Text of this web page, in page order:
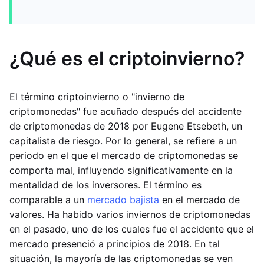
¿Qué es el criptoinvierno?
El término criptoinvierno o "invierno de
criptomonedas" fue acuñado después del accidente
de criptomonedas de 2018 por Eugene Etsebeth, un
capitalista de riesgo. Por lo general, se refiere a un
periodo en el que el mercado de criptomonedas se
comporta mal, influyendo significativamente en la
mentalidad de los inversores. El término es
comparable a un mercado bajista en el mercado de
valores. Ha habido varios inviernos de criptomonedas
en el pasado, uno de los cuales fue el accidente que el
mercado presenció a principios de 2018. En tal
situación, la mayoría de las criptomonedas se ven